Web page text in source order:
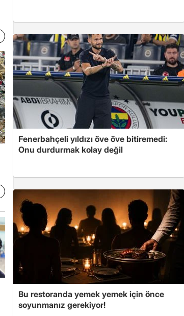
Fenerbahçeli yıldızı öve öve bitiremedi:
Onu durdurmak kolay değil
Bu restoranda yemek yemek için önce
soyunmanız gerekiyor!